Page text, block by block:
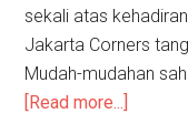
sekali atas
Jakarta Corners
Mudah-mudahan
[Read more...]